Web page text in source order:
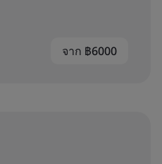
จาก ฿6000